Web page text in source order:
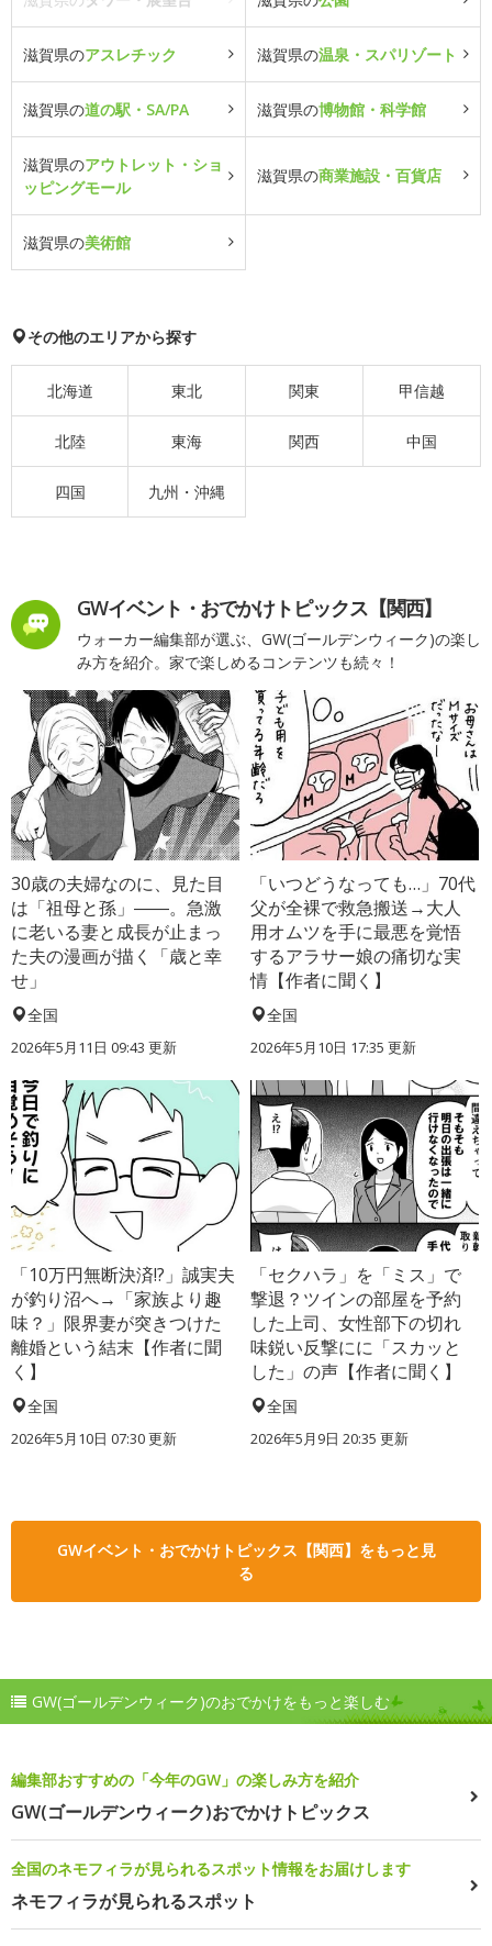
滋賀県のアスレチック 滋賀県の温泉・スパリゾート
滋賀県の道の駅・SA/PA 滋賀県の博物館・科学館
滋賀県のアウトレット・ショ
ッピングモール
滋賀県の商業施設・百貨店
滋賀県の美術館
その他のエリアから探す
北海道 東北 関東 甲信越
北陸 東海 関西 中国
四国 九州・沖縄
GWイベント・おでかけトピックス【関西】
ウォーカー編集部が選ぶ、GW(ゴールデンウィーク)の楽し
み方を紹介。家で楽しめるコンテンツも続々！
30歳の夫婦なのに、見た目
は「祖母と孫」――。急激
に老いる妻と成長が止まっ
た夫の漫画が描く「歳と幸
せ」
全国
2026年5月11日 09:43 更新
「いつどうなっても…」70代
父が全裸で救急搬送→大人
用オムツを手に最悪を覚悟
するアラサー娘の痛切な実
情【作者に聞く】
全国
2026年5月10日 17:35 更新
「10万円無断決済!?」誠実夫
が釣り沼へ→「家族より趣
味？」限界妻が突きつけた
離婚という結末【作者に聞
く】
全国
2026年5月10日 07:30 更新
「セクハラ」を「ミス」で
撃退？ツインの部屋を予約
した上司、女性部下の切れ
味鋭い反撃にに「スカッと
した」の声【作者に聞く】
全国
2026年5月9日 20:35 更新
GWイベント・おでかけトピックス【関西】をもっと見
る
GW(ゴールデンウィーク)のおでかけをもっと楽しむ
編集部おすすめの「今年のGW」の楽しみ方を紹介
GW(ゴールデンウィーク)おでかけトピックス
全国のネモフィラが見られるスポット情報をお届けします
ネモフィラが見られるスポット